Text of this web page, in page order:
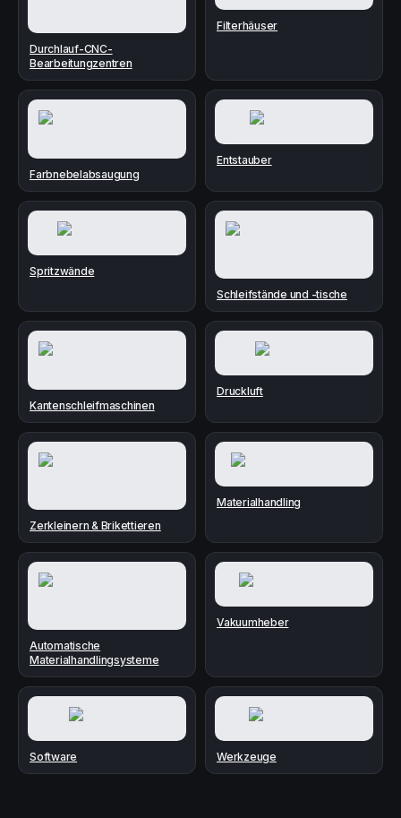
Durchlauf-CNC-
Bearbeitungzentren
Filterhäuser
Farbnebelabsaugung
Entstauber
Spritzwände
Schleifstände und -tische
Kantenschleifmaschinen
Druckluft
Zerkleinern & Brikettieren
Materialhandling
Automatische
Materialhandlingsysteme
Vakuumheber
Software Werkzeuge